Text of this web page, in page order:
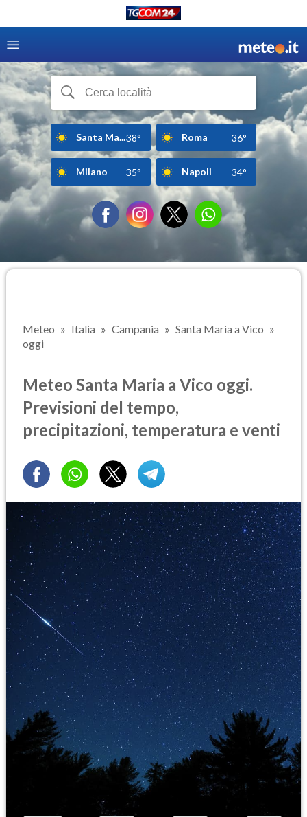
Santa Ma...38° Roma 36°
Milano 35° Napoli 34°
Meteo Italia Campania
Santa Maria a Vico
oggi
Meteo Santa Maria a Vico oggi.
Previsioni del tempo,
precipitazioni, temperatura e venti